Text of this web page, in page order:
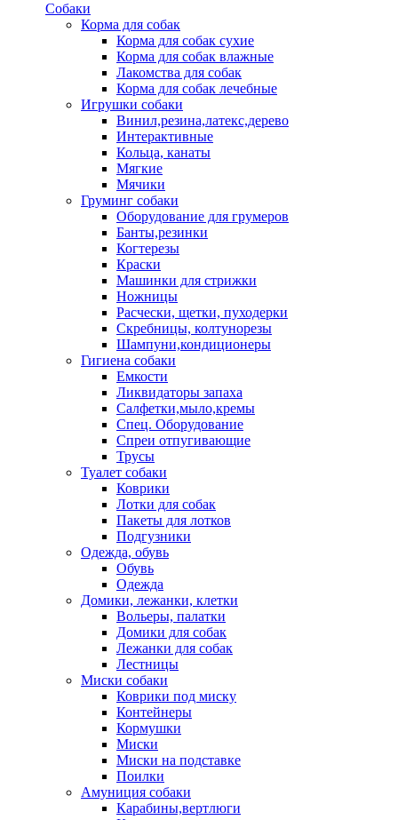
Собаки
Корма для собак
Корма для собак сухие
Корма для собак влажные
Лакомства для собак
Корма для собак лечебные
Игрушки собаки
Винил,резина,латекс,дерево
Интерактивные
Кольца, канаты
Мягкие
Мячики
Груминг собаки
Оборудование для грумеров
Банты,резинки
Когтерезы
Краски
Машинки для стрижки
Ножницы
Расчески, щетки, пуходерки
Скребницы, колтунорезы
Шампуни,кондиционеры
Гигиена собаки
Емкости
Ликвидаторы запаха
Салфетки,мыло,кремы
Спец. Оборудование
Спреи отпугивающие
Трусы
Туалет собаки
Коврики
Лотки для собак
Пакеты для лотков
Подгузники
Одежда, обувь
Обувь
Одежда
Домики, лежанки, клетки
Вольеры, палатки
Домики для собак
Лежанки для собак
Лестницы
Миски собаки
Коврики под миску
Контейнеры
Кормушки
Миски
Миски на подставке
Поилки
Амуниция собаки
Карабины,вертлюги